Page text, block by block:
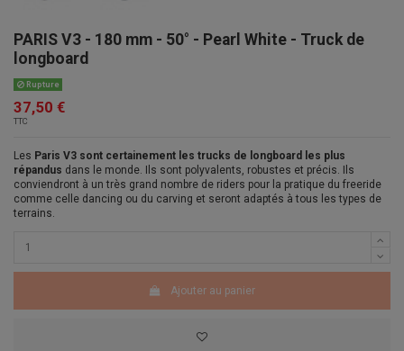
PARIS V3 - 180 mm - 50° - Pearl White - Truck de
longboard
Rupture
37,50 €
TTC
Les Paris V3 sont certainement les trucks de longboard les plus
répandus dans le monde. Ils sont polyvalents, robustes et précis. Ils
conviendront à un très grand nombre de riders pour la pratique du freeride
comme celle dancing ou du carving et seront adaptés à tous les types de
terrains.
Ajouter au panier